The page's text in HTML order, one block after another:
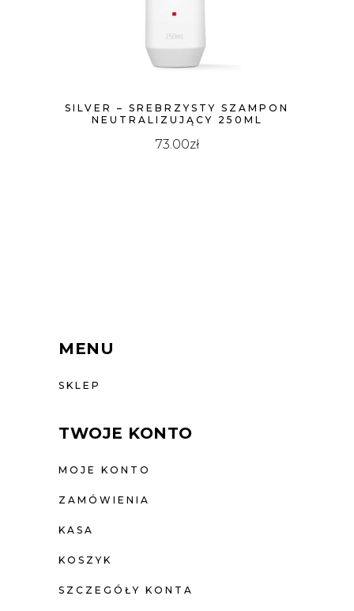
SILVER – SREBRZYSTY SZAMPON
NEUTRALIZUJĄCY 250ML
73.00zł
MENU
SKLEP
TWOJE KONTO
MOJE KONTO
ZAMÓWIENIA
KASA
KOSZYK
SZCZEGÓŁY KONTA